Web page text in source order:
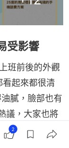
受影響
班前後的外觀
起來都很清
膩，臉部也有
議，大家也將
air
2